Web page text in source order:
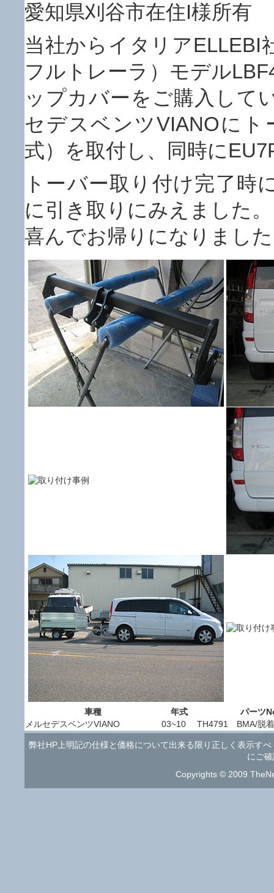
愛知県刈谷市在住I様所
当社からイタリアELLEBI
フルトレーラ）モデル
ップカバーをご購入して
セデスベンツVIANOにト
式）を取付し、同時に
トーバー取り付け完了時
に引き取りにみえました。
喜んでお帰りになりまし
車種 年式
パーツ
メルセデスベンツVIANO
03~10 TH4791 BMA/脱
弊社HP上明記の仕様と価格について出来る限り正しく表示す
にご
Copyrights © 2009